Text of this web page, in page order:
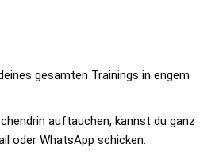
gesamten Trainings in engem
auftauchen, kannst du ganz
oder WhatsApp schicken.